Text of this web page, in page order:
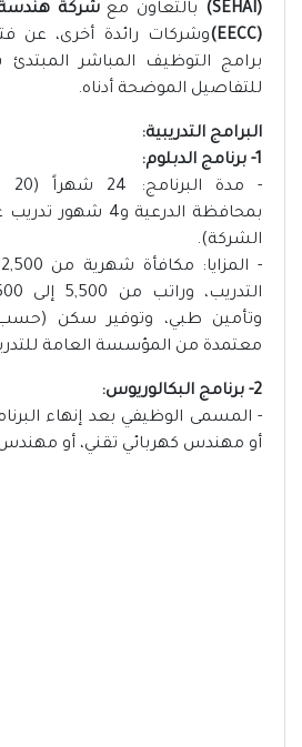
(SEHAI)
بالتعاون معشركة هندسة
(EECC)
وشركات رائدة أخرى، عن
برامج التوظيف المباشر المبتدئ
للتفاصيل الموضحة أدناه.
البرامج التدريبية:
1- برنامج الدبلوم:
-
بمحافظة الدرعية
الشركة).
وتأمين طبي، وتوفير سكن (حسب
معتمدة من المؤسسة العامة
2- برنامج البكالوريوس:
- المسمى الوظيفي بعد إنهاء
أو مهندس كهربائي تقني، أو مهندس